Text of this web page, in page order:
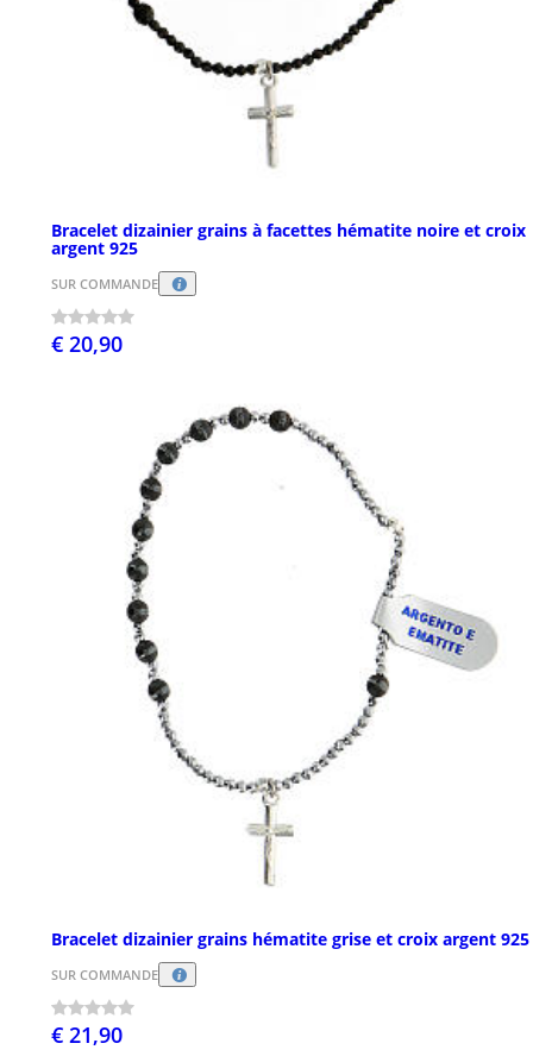
Bracelet dizainier grains à facettes hématite noire et croix
argent 925
SUR COMMANDE
€ 20,90
Bracelet dizainier grains hématite grise et croix argent 925
SUR COMMANDE
€ 21,90